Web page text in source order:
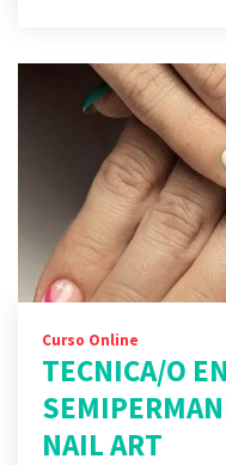
Curso Online
TECNICA/O
NAIL ART